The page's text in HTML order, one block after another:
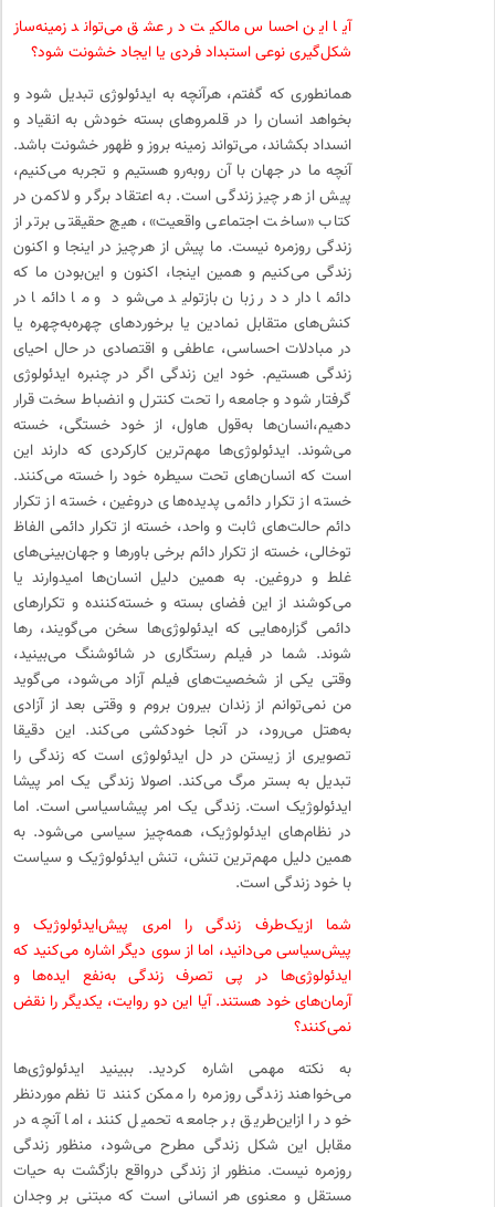
آیا این احساس مالکیت در عشق می‌تواند زمینه‌ساز
شکل‌گیری نوعی استبداد فردی یا ایجاد خشونت شود؟
همانطوری که گفتم، هرآنچه به ایدئولوژی تبدیل شود و
بخواهد انسان را در قلمروهای بسته خودش به‌ انقیاد و
انسداد بکشاند، می‌تواند زمینه بروز و ظهور خشونت باشد.
آنچه ما در جهان با آن روبه‌رو هستیم و تجربه می‌کنیم،
پیش از هر چیز زندگی است. به اعتقاد برگر و لاکمن در
کتاب «ساخت اجتماعی واقعیت»، هیچ حقیقتی برتر از
زندگی روزمره نیست. ما پیش از هرچیز در اینجا و اکنون
زندگی می‌کنیم و همین اینجا، اکنون و این‌بودن ما که
دائما دارد در زبان بازتولید می‌شود و ما دائما در
کنش‌های متقابل نمادین یا برخوردهای چهره‌به‌چهره یا
در مبادلات احساسی، عاطفی و اقتصادی در حال احیای
زندگی هستیم. خود این زندگی اگر در چنبره ایدئولوژی
گرفتار شود و جامعه را تحت کنترل و انضباط سخت قرار
دهیم،انسان‌ها به‌قول هاول، از خود خستگی، خسته
می‌شوند. ایدئولوژی‌ها مهم‌ترین کارکردی که دارند این
است که انسان‌های تحت سیطره خود را خسته می‌کنند.
خسته از تکرار دائمی پدیده‌های دروغین، خسته از تکرار
دائم حالت‌های ثابت و واحد، خسته از تکرار دائمی الفاظ
توخالی، خسته از تکرار دائم برخی باورها و جهان‌بینی‌های
غلط و دروغین. به همین دلیل انسان‌ها امیدوارند یا
می‌کوشند از این فضای بسته و خسته‌کننده و تکرارهای
دائمی گزاره‌هایی که ایدئولوژی‌ها سخن می‌گویند، رها
شوند. شما در فیلم رستگاری در شائوشنگ می‌بینید،
وقتی یکی از شخصیت‌های فیلم آزاد می‌شود، می‌گوید
من نمی‌توانم از زندان بیرون بروم و وقتی بعد از آزادی
به‌هتل می‌رود، در آنجا خودکشی می‌کند. این دقیقا
تصویری از زیستن در دل ایدئولوژی است که زندگی را
تبدیل به بستر مرگ می‌کند. اصولا زندگی یک امر پیشا
ایدئولوژیک است. زندگی یک امر پیشا‌سیاسی است. اما
در نظام‌های ایدئولوژیک، همه‌چیز سیاسی می‌شود. به
همین دلیل مهم‌ترین تنش، تنش ایدئولوژیک و سیاست
با خود زندگی است.
شما ازیک‌طرف زندگی را امری پیش‌ایدئولوژیک و
پیش‌سیاسی می‌دانید، اما از سوی دیگر اشاره می‌کنید که
ایدئولوژی‌ها در پی تصرف زندگی به‌نفع ایده‌ها و
آرمان‌های خود هستند. آیا این دو روایت، یکدیگر را نقض
نمی‌کنند؟
به نکته مهمی اشاره کردید. ببینید ایدئولوژی‌ها
می‌خواهند زندگی روزمره را ممکن کنند تا نظم موردنظر
خود را ازاین‌طریق بر جامعه تحمیل کنند، اما آنچه در
مقابل این شکل زندگی مطرح می‌شود، منظور زندگی
روزمره نیست. منظور از زندگی درواقع بازگشت به حیات
مستقل و معنوی هر انسانی است که مبتنی بر وجدان